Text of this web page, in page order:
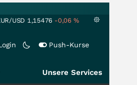
USD 1,15476 -0,06 %
Push-Kurse
Unsere Services